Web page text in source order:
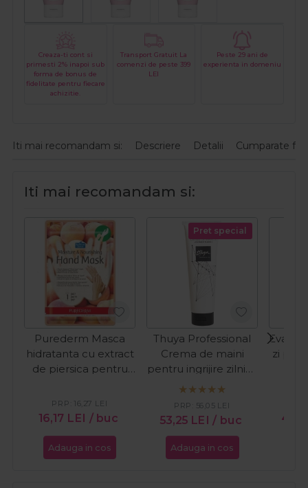
Creaza-ti cont si
primesti 2% inapoi sub
forma de bonus de
fidelitate pentru fiecare
achizitie.
Transport Gratuit La
comenzi de peste 399
LEI
Peste 29 ani de
experienta in domeniu
Iti mai recomandam si: Descriere Detalii Cumparate
Iti mai recomandam si:
Purederm Masca
hidratanta cu extract
de piersica pentru
16,17 LEI / buc
PRP: 16,27 LEI
Adauga in cos
Pret special
Thuya Professional
Crema de maini
pentru ingrijire zilnica
Daily Care 250ml
53,25 LEI / buc
PRP: 56,05 LEI
Adauga in cos
zi